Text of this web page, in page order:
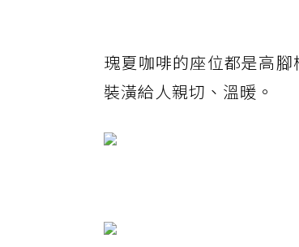
瑰夏咖啡的座位都是高
裝潢給人親切、溫暖。